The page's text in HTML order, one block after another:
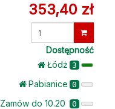
353,40 zł
Dostępność
Łódż 3
Pabianice 0
Zamów do 10.20 0